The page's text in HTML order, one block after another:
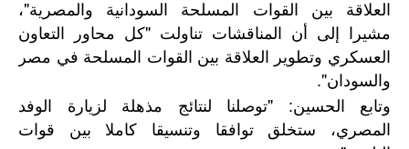
العلاقة بين القوات المسلحة السودانية والمصرية"،
مشيرا إلى أن المناقشات تناولت "كل محاور التعاون
العسكري وتطوير العلاقة بين القوات المسلحة في مصر
والسودان".
وتابع الحسين: "توصلنا لنتائج مذهلة لزيارة الوفد
المصري، ستخلق توافقا وتنسيقا كاملا بين قوات